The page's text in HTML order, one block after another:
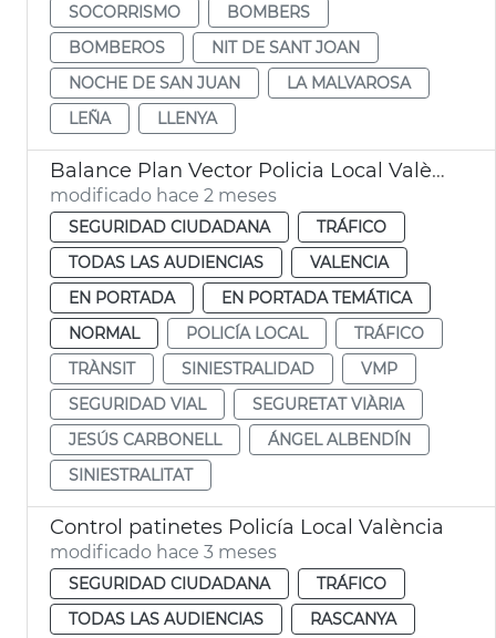
SOCORRISMO
BOMBERS
BOMBEROS
NIT DE SANT JOAN
NOCHE DE SAN JUAN
LA MALVAROSA
LEÑA
LLENYA
Balance Plan Vector Policia Local València
modificado hace 2 meses
SEGURIDAD CIUDADANA
TRÁFICO
TODAS LAS AUDIENCIAS
VALENCIA
EN PORTADA
EN PORTADA TEMÁTICA
NORMAL
POLICÍA LOCAL
TRÁFICO
TRÀNSIT
SINIESTRALIDAD
VMP
SEGURIDAD VIAL
SEGURETAT VIÀRIA
JESÚS CARBONELL
ÁNGEL ALBENDÍN
SINIESTRALITAT
Control patinetes Policía Local València
modificado hace 3 meses
SEGURIDAD CIUDADANA
TRÁFICO
TODAS LAS AUDIENCIAS
RASCANYA